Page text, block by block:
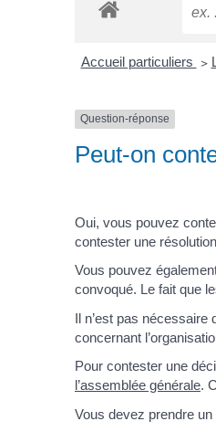
Accueil particuliers >
Question-réponse
Peut-on
Oui, vous pouvez
contester une
Vous pouvez
convoqué. Le fait que
Il n’est pas nécessaire
concernant
Pour contester une
l’assemblée générale.
Vous devez prendre